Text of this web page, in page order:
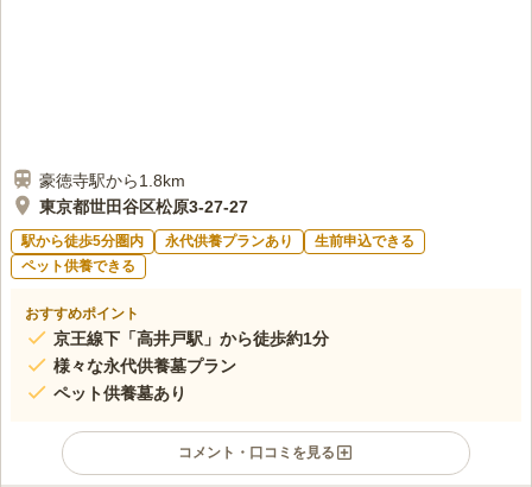
豪徳寺駅から1.8km
東京都世田谷区松原3-27-27
駅から徒歩5分圏内 永代供養プランあり
生前申込できる
ペット供養できる
おすすめポイント
京王線下「高井戸駅」から徒歩約1分
様々な永代供養墓プラン
ペット供養墓あり
コメント・口コミを見る